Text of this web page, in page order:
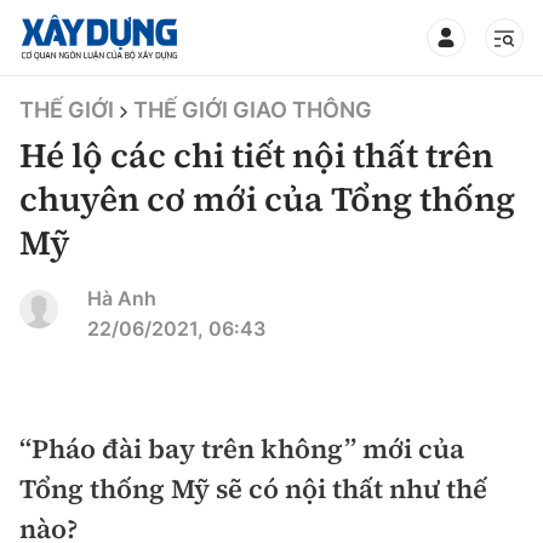
TIN BỘ XÂY DỰNG
CHUYÊN MỤC
Mới nhất
Chính trị
Xã hội
Xây dựng
Chỉ đạo điều hành
Giao thông
THẾ GIỚI THẾ GIỚI GIAO THÔNG
Hé lộ các chi tiết nội thất trên
chuyên cơ mới của Tổng thống
Mỹ
Hà Anh
22/06/2021, 06:43
“Pháo đài bay trên không” mới của
Tổng thống Mỹ sẽ có nội thất như thế
nào?